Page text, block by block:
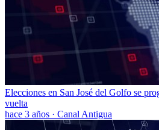
Elecciones en San José del Golfo se
vuelta
hace 3 años · Canal Antigua